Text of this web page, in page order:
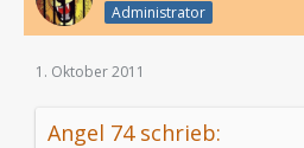
Administrator
1. Oktober 2011
Angel 74 schrieb: